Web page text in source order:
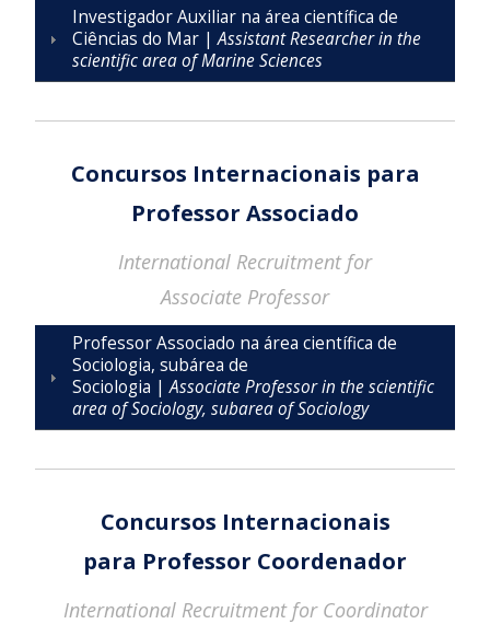
Investigador Auxiliar na área científica de
Ciências do Mar |Assistant Researcher in the
scientific area of Marine Sciences
Concursos Internacionais para
Professor Associado
International Recruitment for
Associate Professor
Professor Associado na área científica de
Sociologia, subárea de
Sociologia |Associate Professor in the scientific
area of Sociology, subarea of Sociology
Concursos Internacionais
para Professor Coordenador
International Recruitment for Coordinator